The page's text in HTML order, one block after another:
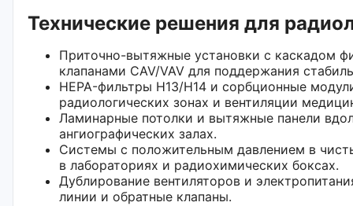
Технические решения для
Приточно-вытяжные установки с каскадом
клапанами CAV/VAV для поддержания
HEPA-фильтры H13/H14 и сорбционные
радиологических зонах и вентиляции
Ламинарные потолки и вытяжные панели
ангиографических залах.
Системы с положительным давлением в
в лабораториях и радиохимических бокcах.
Дублирование вентиляторов и
линии и обратные клапаны.